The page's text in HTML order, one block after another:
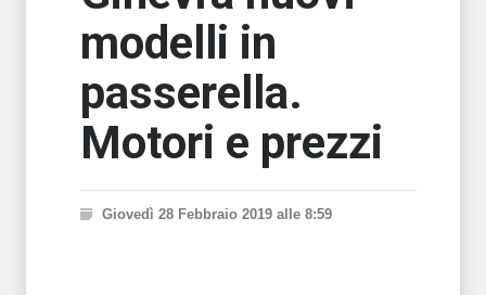
modelli in
passerella.
Motori e prezzi
Giovedì 28 Febbraio 2019 alle 8:59